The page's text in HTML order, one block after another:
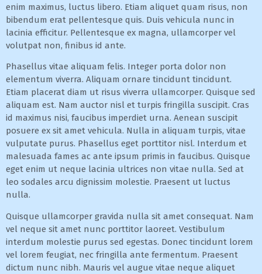
enim maximus, luctus libero. Etiam aliquet quam risus, non
bibendum erat pellentesque quis. Duis vehicula nunc in
lacinia efficitur. Pellentesque ex magna, ullamcorper vel
volutpat non, finibus id ante.
Phasellus vitae aliquam felis. Integer porta dolor non
elementum viverra. Aliquam ornare tincidunt tincidunt.
Etiam placerat diam ut risus viverra ullamcorper. Quisque sed
aliquam est. Nam auctor nisl et turpis fringilla suscipit. Cras
id maximus nisi, faucibus imperdiet urna. Aenean suscipit
posuere ex sit amet vehicula. Nulla in aliquam turpis, vitae
vulputate purus. Phasellus eget porttitor nisl. Interdum et
malesuada fames ac ante ipsum primis in faucibus. Quisque
eget enim ut neque lacinia ultrices non vitae nulla. Sed at
leo sodales arcu dignissim molestie. Praesent ut luctus
nulla.
Quisque ullamcorper gravida nulla sit amet consequat. Nam
vel neque sit amet nunc porttitor laoreet. Vestibulum
interdum molestie purus sed egestas. Donec tincidunt lorem
vel lorem feugiat, nec fringilla ante fermentum. Praesent
dictum nunc nibh. Mauris vel augue vitae neque aliquet